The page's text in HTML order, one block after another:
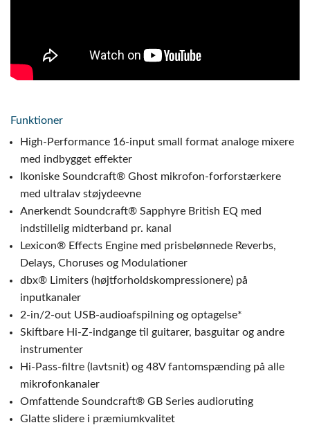
Funktioner
High-Performance 16-input small format analoge mixere
med indbygget effekter
Ikoniske Soundcraft® Ghost mikrofon-forforstærkere
med ultralav støjydeevne
Anerkendt Soundcraft® Sapphyre British EQ med
indstillelig midterband pr. kanal
Lexicon® Effects Engine med prisbelønnede Reverbs,
Delays, Choruses og Modulationer
dbx® Limiters (højtforholdskompressionere) på
inputkanaler
2-in/2-out USB-audioafspilning og optagelse*
Skiftbare Hi-Z-indgange til guitarer, basguitar og andre
instrumenter
Hi-Pass-filtre (lavtsnit) og 48V fantomspænding på alle
mikrofonkanaler
Omfattende Soundcraft® GB Series audioruting
Glatte slidere i præmiumkvalitet